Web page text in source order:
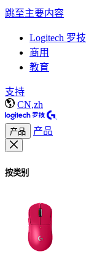
跳至主要内容
Logitech 罗技
商用
教育
支持
CN,zh
产品 产品
按类别